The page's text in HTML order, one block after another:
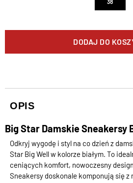
38
DODAJ DO
OPIS
Big Star Damskie Sneakersy
Odkryj wygodę i styl na co dzień z
Star Big Well w kolorze białym. To
ceniących komfort, nowoczesny
Sneakersy doskonale komponują się z